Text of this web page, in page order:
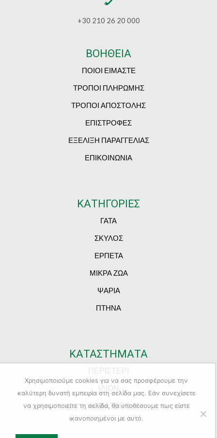
+30 210 26 20 000
ΒΟΗΘΕΙΑ
ΠΟΙΟΙ ΕΙΜΑΣΤΕ
ΤΡΟΠΟΙ ΠΛΗΡΩΜΗΣ
ΤΡΟΠΟΙ ΑΠΟΣΤΟΛΗΣ
ΕΠΙΣΤΡΟΦΕΣ
ΕΞΕΛΙΞΗ ΠΑΡΑΓΓΕΛΙΑΣ
ΕΠΙΚΟΙΝΩΝΙΑ
ΚΑΤΗΓΟΡΙΕΣ
ΓΑΤΑ
ΣΚΥΛΟΣ
ΕΡΠΕΤΑ
ΜΙΚΡΑ ΖΩΑ
ΨΑΡΙΑ
ΠΤΗΝΑ
ΚΑΤΑΣΤΗΜΑΤΑ
ΚΑΜΑΤΕΡΟ
Χρησιμοποιούμε cookies για να σας προσφέρουμε την
καλύτερη δυνατή εμπειρία στη σελίδα μας. Εάν συνεχίσετε
να χρησιμοποιείτε τη σελίδα, θα υποθέσουμε πως είστε
ικανοποιημένοι με αυτό.